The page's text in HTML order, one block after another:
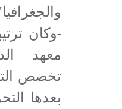
-وكان
معهد
بعدها